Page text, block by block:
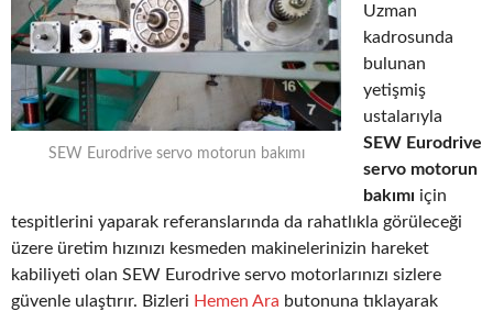
SEW Eurodrive servo motorun bakımı
Uzman
kadrosunda
bulunan
yetişmiş
ustalarıyla
SEW Eurodrive
servo motorun
bakımı için
tespitlerini yaparak referanslarında da rahatlıkla görüleceği
üzere üretim hızınızı kesmeden makinelerinizin hareket
kabiliyeti olan SEW Eurodrive servo motorlarınızı sizlere
güvenle ulaştırır. Bizleri Hemen Ara butonuna tıklayarak